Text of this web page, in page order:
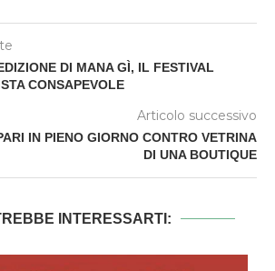
DI MANA GÌ, IL FESTIVAL
CONSAPEVOLE
Articolo successivo
IN PIENO GIORNO CONTRO VETRINA
DI UNA BOUTIQUE
INTERESSARTI: